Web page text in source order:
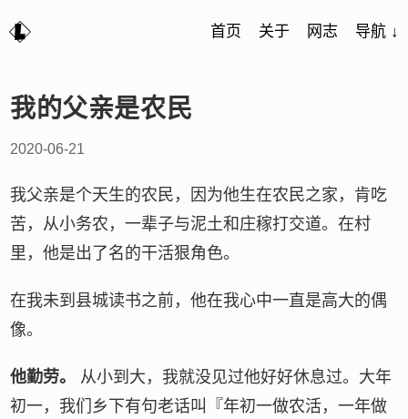
首页 关于 网志 导航 ↓
我的父亲是农民
2020-06-21
我父亲是个天生的农民，因为他生在农民之家，肯吃
苦，从小务农，一辈子与泥土和庄稼打交道。在村
里，他是出了名的干活狠角色。
在我未到县城读书之前，他在我心中一直是高大的偶
像。
他勤劳。
从小到大，我就没见过他好好休息过。大年
初一，我们乡下有句老话叫『年初一做农活，一年做